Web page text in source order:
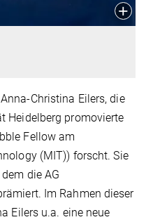
Christina Eilers, die
Heidelberg promovierte
Fellow am
(MIT)) forscht. Sie
die AG
Im Rahmen dieser
Eilers u.a. eine neue